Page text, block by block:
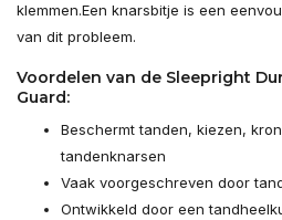
klemmen.Een knarsbitje is een
van dit probleem.
Voordelen van de Sleepright
Guard:
Beschermt tanden, kiezen,
tandenknarsen
Vaak voorgeschreven door
Ontwikkeld door een